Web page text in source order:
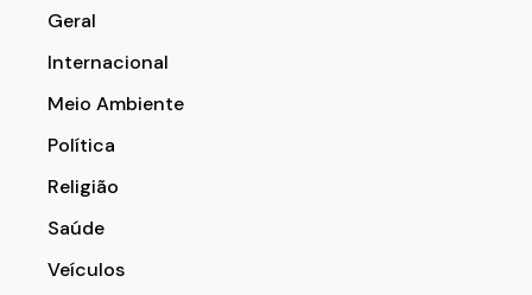
Geral
Internacional
Meio Ambiente
Política
Religião
Saúde
Veículos